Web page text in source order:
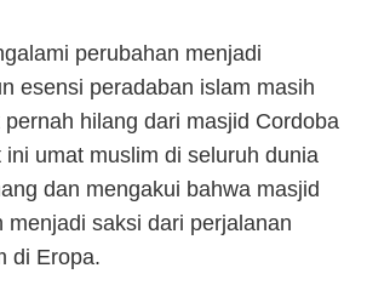
perubahan menjadi
esensi peradaban islam masih
hilang dari masjid Cordoba
umat muslim di seluruh dunia
dan mengakui bahwa masjid
menjadi saksi dari perjalanan
di Eropa.